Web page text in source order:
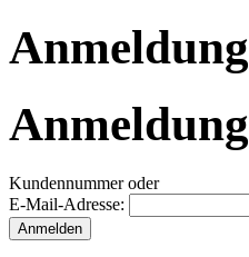
Anmeldung
Anmeldung
Kundennummer oder
E-Mail-Adresse: